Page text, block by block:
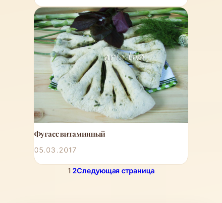
Фугасс витаминный
05.03.2017
1 2Следующая страница